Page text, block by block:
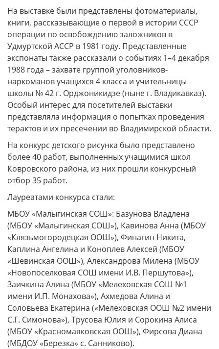
На выставке были представлены фотоматериалы,
книги, рассказывающие о первой в истории СССР
операции по освобождению заложников в
Удмуртской АССР в 1981 году. Представленные
экспонаты также рассказали о событиях 1–4 декабря
1988 года – захвате группой уголовников-
наркоманов учащихся 4 класса и учительницы
школы № 42 г. Орджоникидзе (ныне г. Владикавказ).
Особый интерес для посетителей выставки
представляла информация о попытках проведения
терактов и их пресечении во Владимирской области.
На конкурс детского рисунка было представлено
более 40 работ, выполненных учащимися школ
Ковровского района, из них прошли конкурсный
отбор 35 работ.
Лауреатами конкурса стали:
МБОУ «Малыгинская СОШ»: Базунова Владлена
(МБОУ «Малыгинская СОШ»), Кавинова Анна (МБОУ
«Клязьмогородецкая ООШ»), Финагин Никита,
Каплина Ангелина и Коноплев Алексей (МБОУ
«Шевинская ООШ»), Александрова Милена (МБОУ
«Новопоселковая СОШ имени И.В. Першутова»),
Заичкина Алина (МБОУ «Мелеховская СОШ №1
имени И.П. Монахова»), Ахмедова Алина и
Соловьева Екатерина («Мелеховская ООШ №2 имени
С.Г. Симонова»), Трусова Юлия и Сорокина Алиса
(МБОУ «Красномаяковская ООШ»), Фирсова Диана
(МБДОУ «Березка» с. Санниково).